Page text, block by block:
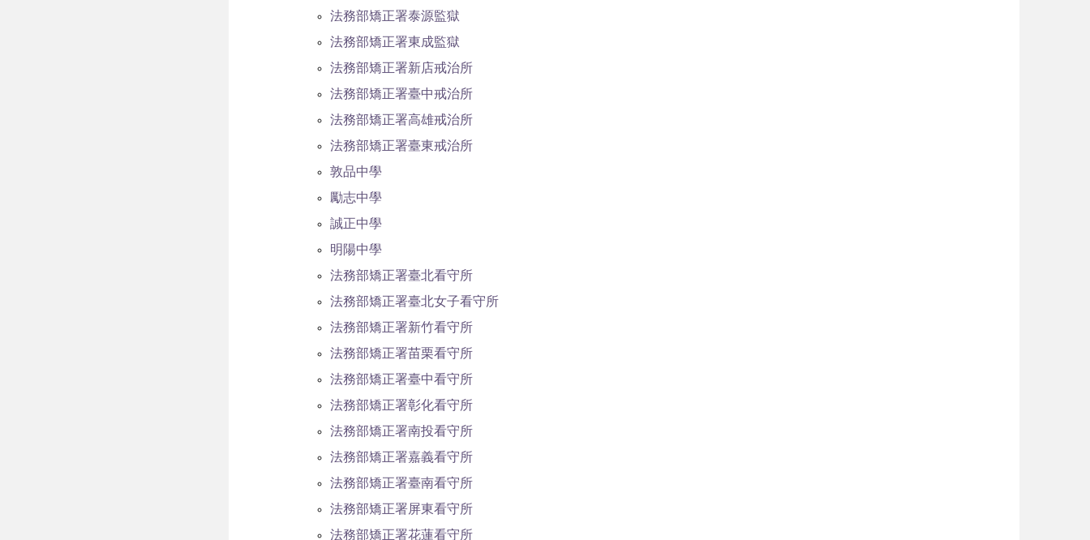
法務部矯正署泰源監獄
法務部矯正署東成監獄
法務部矯正署新店戒治所
法務部矯正署臺中戒治所
法務部矯正署高雄戒治所
法務部矯正署臺東戒治所
敦品中學
勵志中學
誠正中學
明陽中學
法務部矯正署臺北看守所
法務部矯正署臺北女子看守所
法務部矯正署新竹看守所
法務部矯正署苗栗看守所
法務部矯正署臺中看守所
法務部矯正署彰化看守所
法務部矯正署南投看守所
法務部矯正署嘉義看守所
法務部矯正署臺南看守所
法務部矯正署屏東看守所
法務部矯正署花蓮看守所